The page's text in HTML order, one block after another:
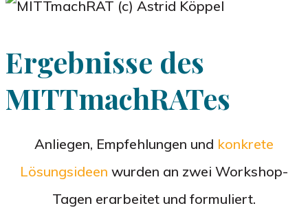
Ergebnisse des
MITTmachRATes
Anliegen, Empfehlungen und konkrete
Lösungsideen wurden an zwei Workshop-
Tagen erarbeitet und formuliert.